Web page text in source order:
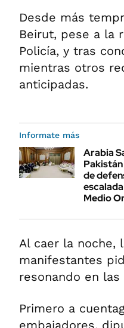
Desde más
Beirut, pese a la
Policía, y tras
mientras otros
anticipadas.
Informate más
Arabia
de
Medio
Al caer la noche,
manifestantes
resonando en
Primero a
embajadores,